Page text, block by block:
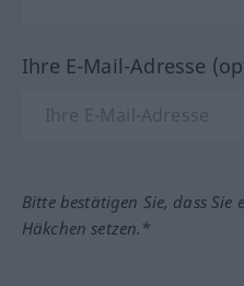
Ihre E-Mail-Adresse
Bitte bestätigen Sie, dass Sie
Häkchen setzen.*